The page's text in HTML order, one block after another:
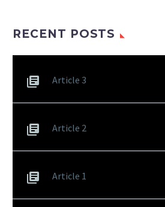
RECENT POSTS
Article 3
Article 2
Article 1